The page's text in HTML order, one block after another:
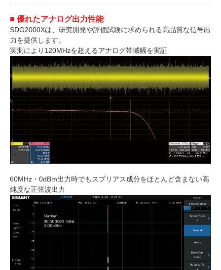
■ 優れたアナログ出力性能
SDG2000Xは、研究開発や評価試験に求められる高品質な信号出
力を提供します。
実測により120MHzを超えるアナログ帯域幅を実証
60MHz・0dBm出力時でもスプリアス成分をほとんど含まない高
純度な正弦波出力